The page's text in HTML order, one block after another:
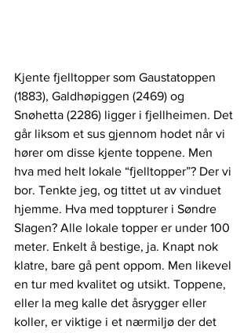
Kjente fjelltopper som Gaustatoppen
(1883), Galdhøpiggen (2469) og
Snøhetta (2286) ligger i fjellheimen. Det
går liksom et sus gjennom hodet når vi
hører om disse kjente toppene. Men
hva med helt lokale “fjelltopper”? Der vi
bor. Tenkte jeg, og tittet ut av vinduet
hjemme. Hva med toppturer i Søndre
Slagen? Alle lokale topper er under 100
meter. Enkelt å bestige, ja. Knapt nok
klatre, bare gå pent oppom. Men likevel
en tur med kvalitet og utsikt. Toppene,
eller la meg kalle det åsrygger eller
koller, er viktige i et nærmiljø der det